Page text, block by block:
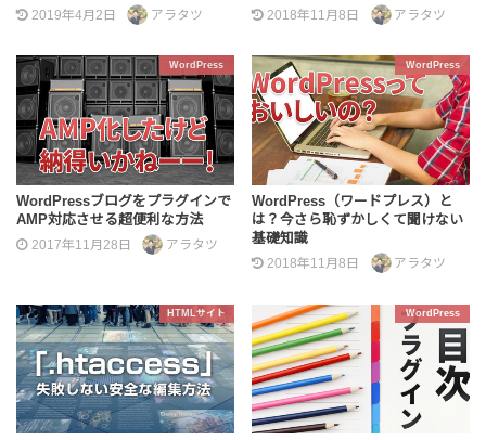
2019年4月2日 アラタツ 2018年11月8日 アラタツ
WordPress
WordPressブログをプラグインで
AMP対応させる超便利な方法
2017年11月28日 アラタツ
WordPress
WordPress（ワードプレス）と
は？今さら恥ずかしくて聞けない
基礎知識
2018年11月8日 アラタツ
HTMLサイト WordPress